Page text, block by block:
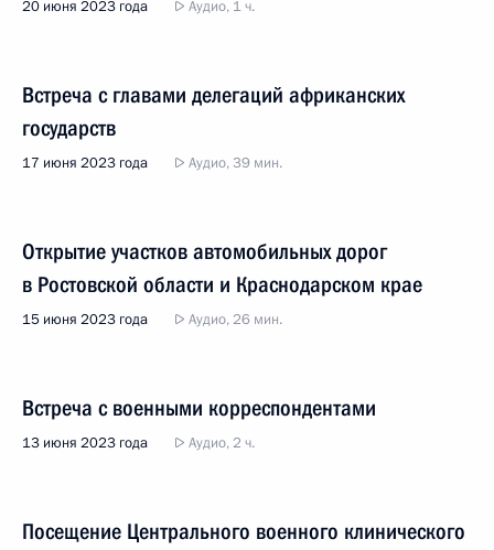
20 июня 2023 года Аудио, 1 ч.
Встреча с главами делегаций африканских
государств
17 июня 2023 года Аудио, 39 мин.
Открытие участков автомобильных дорог
в Ростовской области и Краснодарском крае
15 июня 2023 года Аудио, 26 мин.
Встреча с военными корреспондентами
13 июня 2023 года Аудио, 2 ч.
Посещение Центрального военного клинического